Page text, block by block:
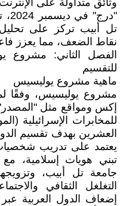
وثائق متداولة على
تل أبيب تركز على
نقاط الضعف، مما يعزز
الفصل الثاني: مشروع
للتقسيم
ماهية مشروع يوليسيس
مشروع يوليسيس، وفقًا
إكس ومواقع مثل
للمخابرات الإسرائيلية
العشرين بهدف تقسيم
يعتمد على تدريب شخصيات
تبني هويات إسلامية،
جامعة تل أبيب،
التغلغل الثقافي
إضعاف الدول العربية